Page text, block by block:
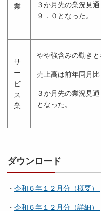
業
３か月先の業況見
９．０となった。
サ
ー
ビ
ス
業
やや強含みの動きと
売上高は前年同月比
３か月先の業況見
となった。
ダウンロード
・ 令和６年１２月分（概要）
・ 令和６年１２月分（詳細）